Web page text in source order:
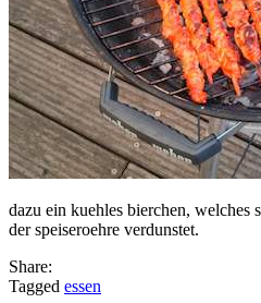
dazu ein kuehles bierchen, welches
der speiseroehre verdunstet.
Share:
Tagged essen